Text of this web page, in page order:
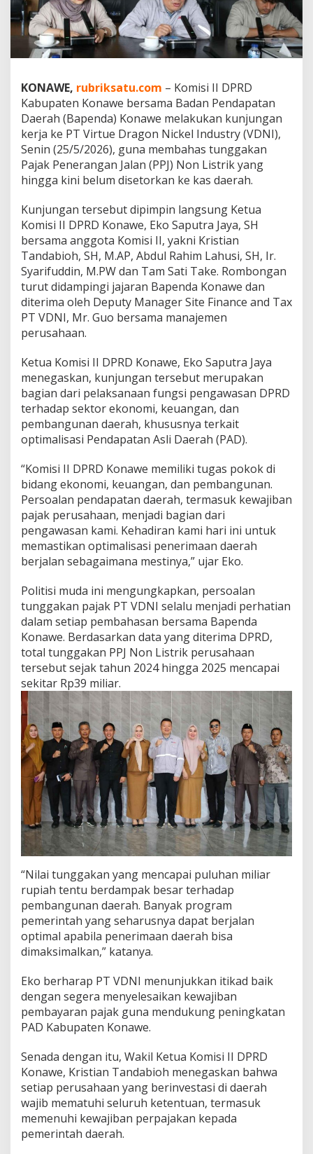
a
t
a
n
i
P
T
V
D
N
I
,
T
g
i
h
T
u
n
g
g
a
k
P
a
a
k
R
p
M
i
l
i
a
r
KONAWE, rubriksatu.com – Komisi II DPRD
Kabupaten Konawe bersama Badan Pendapatan
Daerah (Bapenda) Konawe melakukan kunjungan
kerja ke PT Virtue Dragon Nickel Industry (VDNI),
Senin (25/5/2026), guna membahas tunggakan
Pajak Penerangan Jalan (PPJ) Non Listrik yang
hingga kini belum disetorkan ke kas daerah.
Kunjungan tersebut dipimpin langsung Ketua
Komisi II DPRD Konawe, Eko Saputra Jaya, SH
bersama anggota Komisi II, yakni Kristian
Tandabioh, SH, M.AP, Abdul Rahim Lahusi, SH, Ir.
Syarifuddin, M.PW dan Tam Sati Take. Rombongan
turut didampingi jajaran Bapenda Konawe dan
diterima oleh Deputy Manager Site Finance and Tax
PT VDNI, Mr. Guo bersama manajemen
perusahaan.
Ketua Komisi II DPRD Konawe, Eko Saputra Jaya
menegaskan, kunjungan tersebut merupakan
bagian dari pelaksanaan fungsi pengawasan DPRD
terhadap sektor ekonomi, keuangan, dan
pembangunan daerah, khususnya terkait
optimalisasi Pendapatan Asli Daerah (PAD).
“Komisi II DPRD Konawe memiliki tugas pokok di
bidang ekonomi, keuangan, dan pembangunan.
Persoalan pendapatan daerah, termasuk kewajiban
pajak perusahaan, menjadi bagian dari
pengawasan kami. Kehadiran kami hari ini untuk
memastikan optimalisasi penerimaan daerah
berjalan sebagaimana mestinya,” ujar Eko.
Politisi muda ini mengungkapkan, persoalan
tunggakan pajak PT VDNI selalu menjadi perhatian
dalam setiap pembahasan bersama Bapenda
Konawe. Berdasarkan data yang diterima DPRD,
total tunggakan PPJ Non Listrik perusahaan
tersebut sejak tahun 2024 hingga 2025 mencapai
sekitar Rp39 miliar.
“Nilai tunggakan yang mencapai puluhan miliar
rupiah tentu berdampak besar terhadap
pembangunan daerah. Banyak program
pemerintah yang seharusnya dapat berjalan
optimal apabila penerimaan daerah bisa
dimaksimalkan,” katanya.
Eko berharap PT VDNI menunjukkan itikad baik
dengan segera menyelesaikan kewajiban
pembayaran pajak guna mendukung peningkatan
PAD Kabupaten Konawe.
Senada dengan itu, Wakil Ketua Komisi II DPRD
Konawe, Kristian Tandabioh menegaskan bahwa
setiap perusahaan yang berinvestasi di daerah
wajib mematuhi seluruh ketentuan, termasuk
memenuhi kewajiban perpajakan kepada
pemerintah daerah.